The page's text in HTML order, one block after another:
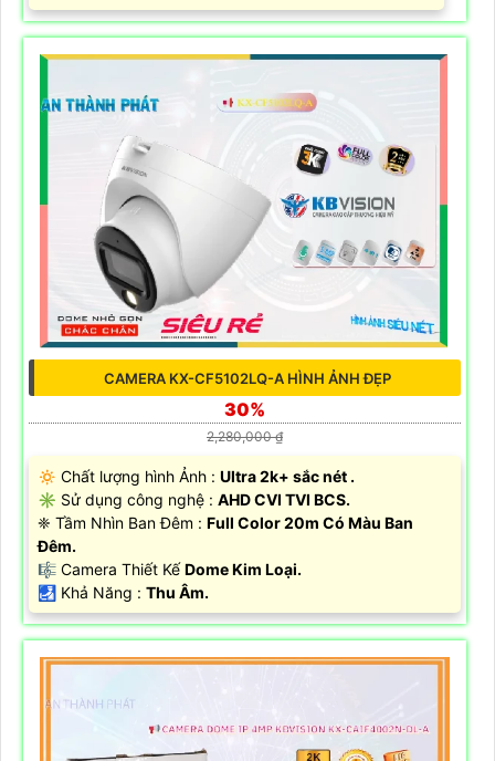
CAMERA KX-CF5102LQ-A HÌNH ẢNH ĐẸP
30%
2,280,000 ₫
🔅 Chất lượng hình Ảnh : Ultra 2k+ sắc nét .
✳️ Sử dụng công nghệ : AHD CVI TVI BCS.
❈ Tầm Nhìn Ban Đêm : Full Color 20m Có Màu Ban
Đêm.
🎼️ Camera Thiết KếDome Kim Loại.
️🛃 Khả Năng : Thu Âm.